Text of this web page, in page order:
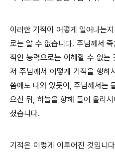
이러한 기적이 어떻게 일어나는
로는 알 수 없습니다. 주님께서
적인 능력으로는 이해할 수 없는
저 주님께서 어떻게 기적을 행하
씀에도 나와 있듯이, 주님께서는
으신 뒤, 하늘을 향해 들어 올리
셨습니다.
기적은 이렇게 이루어진 것입니